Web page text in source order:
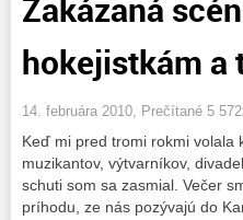
Zakázaná
hokejistkám a
14. februára 2010, Prečítané 5
Keď mi pred tromi rokmi volala
muzikantov, výtvarníkov,
schuti som sa zasmial. Večer
príhodu, ze nás pozývajú do